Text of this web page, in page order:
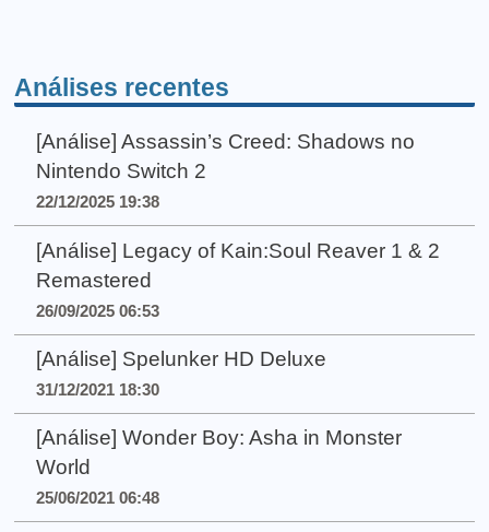
Análises recentes
[Análise] Assassin’s Creed: Shadows no
Nintendo Switch 2
22/12/2025 19:38
[Análise] Legacy of Kain:Soul Reaver 1 & 2
Remastered
26/09/2025 06:53
[Análise] Spelunker HD Deluxe
31/12/2021 18:30
[Análise] Wonder Boy: Asha in Monster
World
25/06/2021 06:48